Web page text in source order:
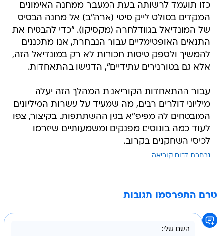
כזו תועמד לרשותה בעת המעבר ממחנה האימונים
המקדים בסולט לייק סיטי (ארה"ב) אל מחנה הבסיס
של המונדיאל בגוודלחרה (מקסיקו). "כדי להבטיח את
התנאים האופטימליים עבור הנבחרת, אנו מתכננים
להמשיך ולספק טיסות חכורות לא רק במונדיאל הזה,
אלא גם בטורנירים עתידיים", הדגישו בהתאחדות.
עבור ההתאחדות הקוריאנית המהלך הזה יעלה
מיליוני דולרים רבים, מה שמעיד על עשרות המיליונים
המובטחים לה מפיפ"א בגין ההשתתפות. בקיצור, צפו
לעוד כמה בונוסים מפנקים ומשמעותיים שיזרמו
לכיסי השחקנים בקרוב.
נבחרת דרום קוריאה
טרם התפרסמו תגובות